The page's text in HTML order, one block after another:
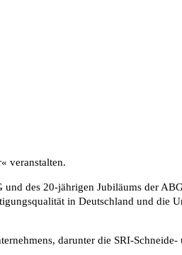
veranstalten.
des 20-jährigen Jubiläums der
in Deutschland und die
darunter die SRI-